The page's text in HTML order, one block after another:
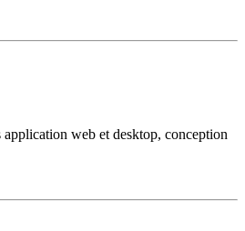
web et desktop, conception